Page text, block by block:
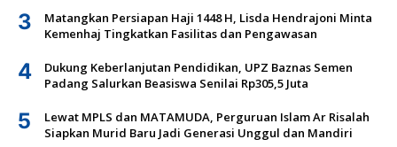
3
Matangkan Persiapan Haji 1448 H, Lisda Hendrajoni Minta
Kemenhaj Tingkatkan Fasilitas dan Pengawasan
4
Dukung Keberlanjutan Pendidikan, UPZ Baznas Semen
Padang Salurkan Beasiswa Senilai Rp305,5 Juta
5
Lewat MPLS dan MATAMUDA, Perguruan Islam Ar Risalah
Siapkan Murid Baru Jadi Generasi Unggul dan Mandiri